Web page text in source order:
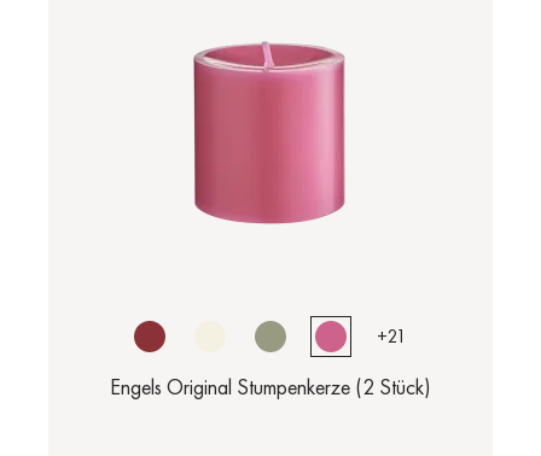
+21
Engels Original Stumpenkerze (2 Stück)